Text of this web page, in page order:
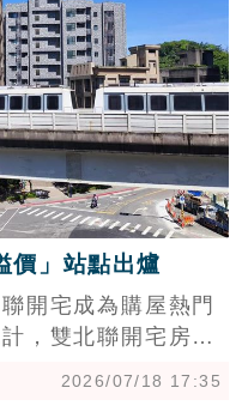
」站點出爐
開宅成為購屋熱門
，雙北聯開宅房價
2026/07/18 17:35